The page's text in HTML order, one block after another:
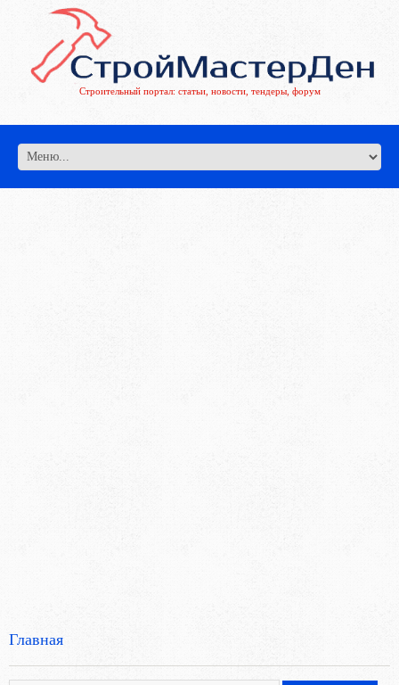
Строительный портал: статьи, новости, тендеры, форум
Главная